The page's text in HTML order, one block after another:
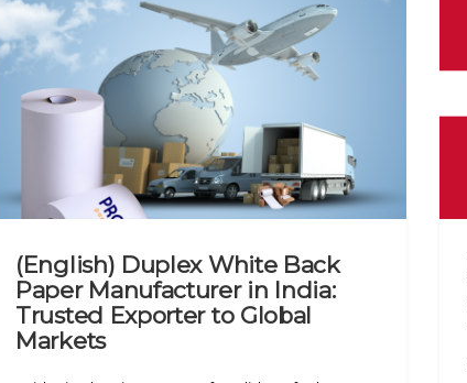
(English) Duplex White Back
Paper Manufacturer in India:
Trusted Exporter to Global
Markets